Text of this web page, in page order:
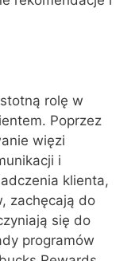
rolę w
Poprzez
więzi
i
klienta,
zachęcają do
się do
programów